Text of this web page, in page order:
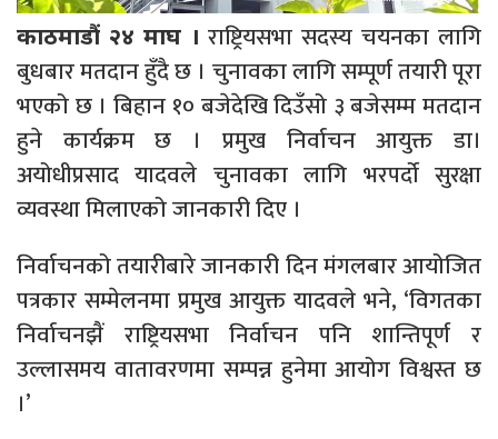
काठमाडौं २४ माघ । राष्ट्रियसभा सदस्य चयनका लागि
बुधबार मतदान हुँदै छ । चुनावका लागि सम्पूर्ण तयारी पूरा
भएको छ । बिहान १० बजेदेखि दिउँसो ३ बजेसम्म मतदान
हुने कार्यक्रम छ । प्रमुख निर्वाचन आयुक्त डा।
अयोधीप्रसाद यादवले चुनावका लागि भरपर्दो सुरक्षा
व्यवस्था मिलाएको जानकारी दिए ।
निर्वाचनको तयारीबारे जानकारी दिन मंगलबार आयोजित
पत्रकार सम्मेलनमा प्रमुख आयुक्त यादवले भने, ‘विगतका
निर्वाचनझैं राष्ट्रियसभा निर्वाचन पनि शान्तिपूर्ण र
उल्लासमय वातावरणमा सम्पन्न हुनेमा आयोग विश्वस्त छ
।’